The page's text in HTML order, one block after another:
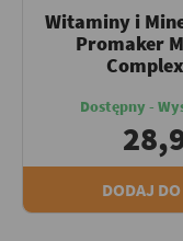
Witaminy i
Promaker
Dostępny -
DODAJ